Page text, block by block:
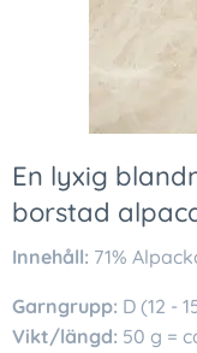
En lyxig
borstad
Innehåll: 71%
Garngrupp: D (12 -
Vikt/längd: 50 g =